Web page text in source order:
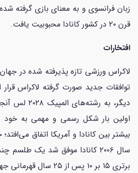
زبان فرانسوی و به معنای بازی گرفته
قرن ۲۰ در کشور کانادا محبوبیت یافت.
افتخارات
لاکراس ورزشی تازه پذیرفته شده در
دیگر، به
اولین بار شکل رسمی و مهمی به خود
بیشتر بین کانادا و آمریکا اتفاق
سال ۲۰۰۶ کانادا موفق شد یک
برتری ۱۵ بر ۱۰ پس از ۲۵ سال قهرمانی جهان را به دست آورد.